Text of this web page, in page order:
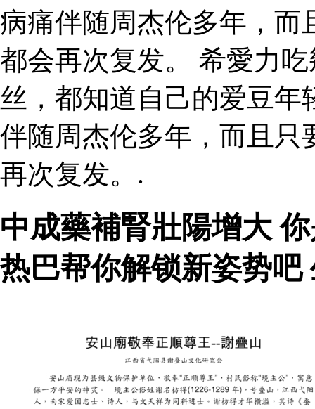
病痛伴随周杰伦多年，而
都会再次复发。 希愛力
丝，都知道自己的爱豆
伴随周杰伦多年，而且只
再次复发。.
中成藥補腎壯陽增大
热巴帮你解锁新姿势吧